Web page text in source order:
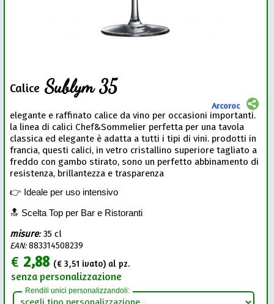
Calice Sublym 35
Arcoroc
elegante e raffinato calice da vino per occasioni importanti.
la linea di calici Chef&Sommelier perfetta per una tavola
classica ed elegante è adatta a tutti i tipi di vini. prodotti in
francia, questi calici, in vetro cristallino superiore tagliato a
freddo con gambo stirato, sono un perfetto abbinamento di
resistenza, brillantezza e trasparenza
👉 Ideale per uso intensivo
🔝 Scelta Top per Bar e Ristoranti
misure:35 cl
EAN:883314508239
€ 2,88 (€3,51 ivato) al pz.
senza personalizzazione
Rendili unici personalizzandoli: